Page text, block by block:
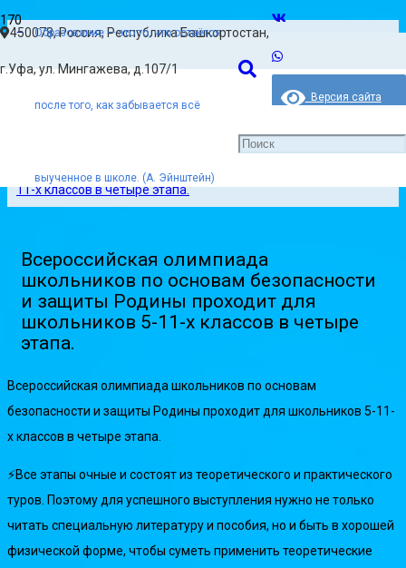
450078, Россия, Республика Башкортостан,
г.Уфа, ул. Мингажева, д.107/1
Версия сайта
для слабовидящих
Образование — это то, что остаётся
после того, как забывается всё
выученное в школе. (А. Эйнштейн)
Главная
Всероссийская олимпиада школьников по основам
11-х классов в четыре этапа.
Всероссийская олимпиада
школьников по основам безопасности
и защиты Родины проходит для
школьников 5-11-х классов в четыре
этапа.
Всероссийская олимпиада школьников по основам
безопасности и защиты Родины проходит для школьников 5-11-
х классов в четыре этапа.
⚡️Все этапы очные и состоят из теоретического и практического
туров. Поэтому для успешного выступления нужно не только
читать специальную литературу и пособия, но и быть в хорошей
физической форме, чтобы суметь применить теоретические